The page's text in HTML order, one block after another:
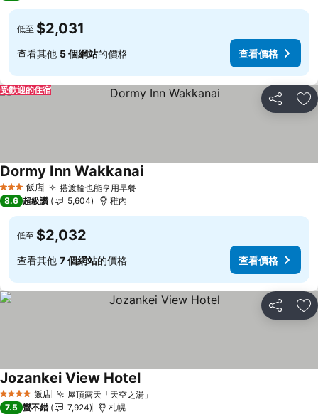
低至 $2,031
查看其他 5 個網站的價格 查看價格
分享 加
受歡迎的住宿
3 星級 飯店 搭渡輪也能享用早餐查看價格
Dormy Inn Wakkanai查看價格
8.6 超級讚 5,604 稚內
低至 $2,032
查看其他 7 個網站的價格 查看價格
分享 加
4 星級 飯店 屋頂露天「天空之湯」
Jozankei View Hotel查看價格
7.5 蠻不錯 7,924 札幌